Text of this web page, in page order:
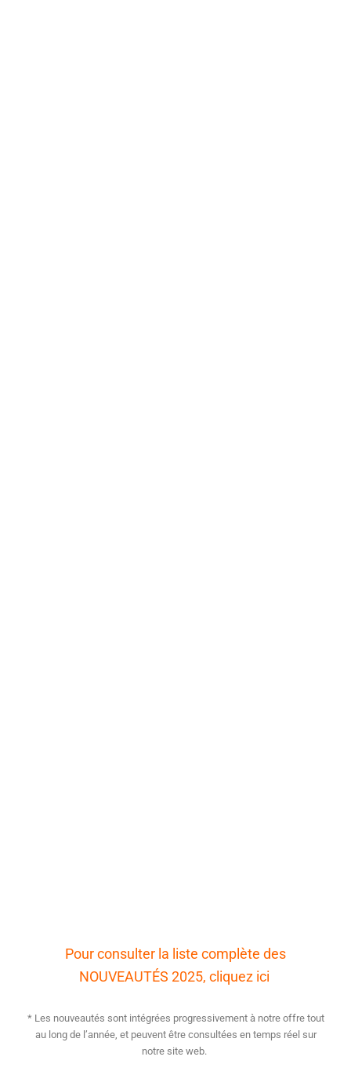
Pourconsulter la liste complète des
NOUVEAUTÉS 2025, cliquez ici
* Les nouveautés sont intégrées progressivementà notre offre tout
au longde l’année, et peuvent être consultées en temps réel sur
notre site web.